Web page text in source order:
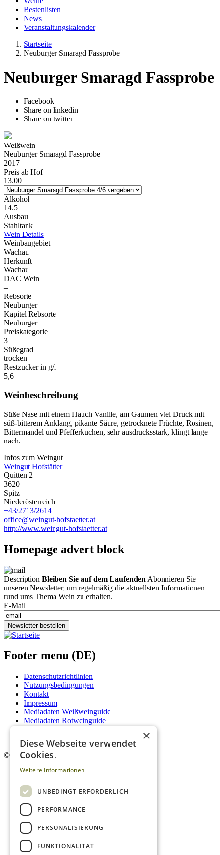
Bestenlisten
News
Veranstaltungskalender
Startseite
Neuburger Smaragd Fassprobe
Neuburger Smaragd Fassprobe
Facebook
Share on linkedin
Share on twitter
Weißwein
Neuburger Smaragd Fassprobe
2017
Preis ab Hof
13.00
Alkohol
14.5
Ausbau
Stahltank
Wein Details
Weinbaugebiet
Wachau
Herkunft
Wachau
DAC Wein
–
Rebsorte
Neuburger
Kapitel Rebsorte
Neuburger
Preiskategorie
3
Süßegrad
trocken
Restzucker in g/l
5,6
Weinbeschreibung
Süße Nase mit einem Hauch Vanille, am Gaumen viel Druck mit
süß-bitterem Anklang, pikante Säure, getrocknete Früchte, Rosinen,
Bittermandel und Pfefferkuchen, sehr ausdrucksstark, klingt lange
nach.
Infos zum Weingut
Weingut Hofstätter
Quitten 2
3620
Spitz
Niederösterreich
+43/2713/2614
office@weingut-hofstaetter.at
http://www.weingut-hofstaetter.at
Homepage advert block
Description Bleiben Sie auf dem Laufenden Abonnieren Sie
unseren Newsletter, um regelmäßig die aktuellsten Informationen
rund ums Thema Wein zu erhalten.
E-Mail
Newsletter bestellen
Footer menu (DE)
Datenschutzrichtlinien
Nutzungsbedingungen
Kontakt
Impressum
Mediadaten Weißweinguide
Mediadaten Rotweinguide
Newsletter
© 2026. Alle Rechte vorbehalten.
×
Diese Webseite verwendet
Cookies.
Weitere Informationen
UNBEDINGT ERFORDERLICH
PERFORMANCE
PERSONALISIERUNG
FUNKTIONALITÄT